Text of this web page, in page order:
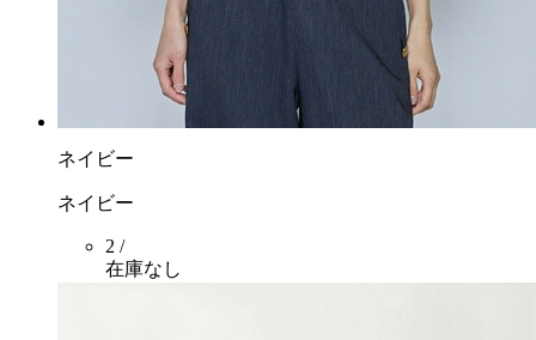
ネイビー
ネイビー
2 /
在庫なし